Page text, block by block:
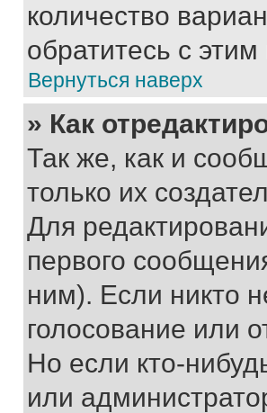
количество
обратитесь с
Вернуться наверх
» Как
Так же, как и
только их
Для
первого
ним). Если никто
голосование или
Но если кто-
или